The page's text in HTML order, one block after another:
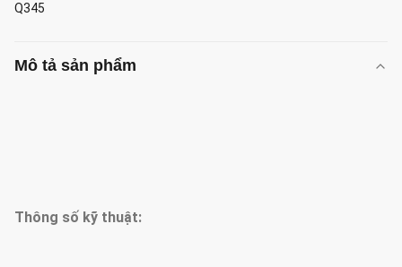
Q345
Mô tả sản phẩm
Thông số kỹ thuật: